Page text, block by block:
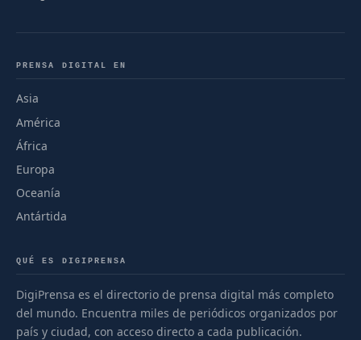
PRENSA DIGITAL EN
Asia
América
África
Europa
Oceanía
Antártida
QUÉ ES DIGIPRENSA
DigiPrensa es el directorio de prensa digital más completo
del mundo. Encuentra miles de periódicos organizados por
país y ciudad, con acceso directo a cada publicación.